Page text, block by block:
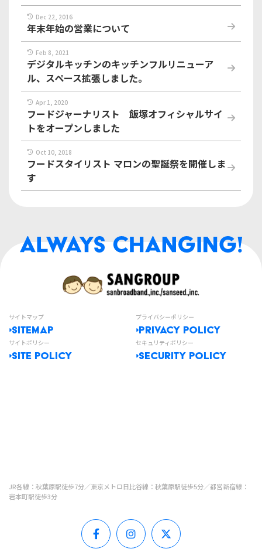
Dec 22, 2016
年末年始の営業について
Feb 8, 2021
デジタルキッチンのキッチンフルリニューア
ル、スペース拡張しました。
Apr 1, 2020
フードジャーナリスト 飯塚オフィシャルサイ
トをオープンしました
Oct 10, 2018
フードスタイリスト マロンの聖誕祭を開催しま
す
サイトマップ
SITEMAP
プライバシーポリシー
PRIVACY POLICY
サイトポリシー
SITE POLICY
セキュリティポリシー
SECURITY POLICY
JR各線：秋葉原駅徒歩7分／東京メトロ日比谷線：秋葉原駅徒歩5分／都営新宿線：
岩本町駅徒歩3分